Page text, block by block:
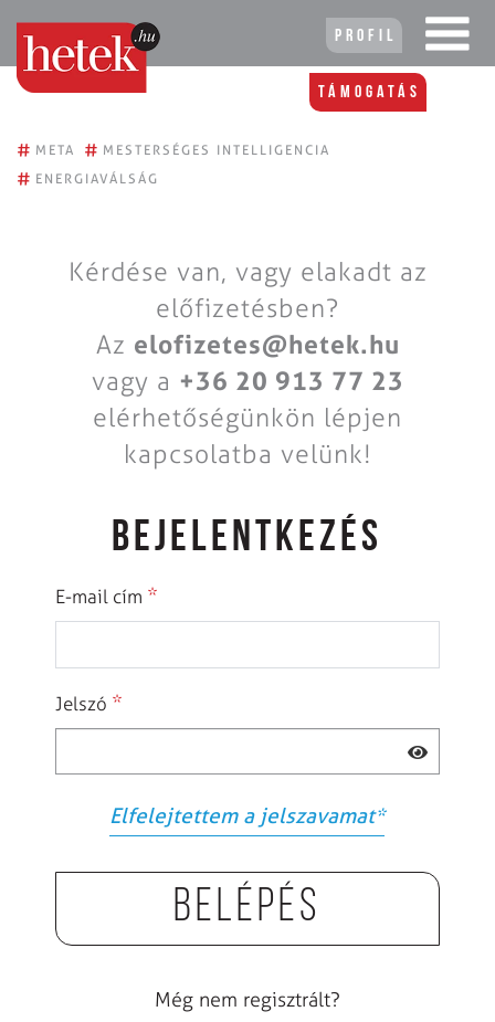
Profil
Támogatás
# META # MESTERSÉGES INTELLIGENCIA
# ENERGIAVÁLSÁG
Kérdése van, vagy elakadt az
előfizetésben?
Az elofizetes@hetek.hu
vagy a +36 20 913 77 23
elérhetőségünkön lépjen
kapcsolatba velünk!
BEJELENTKEZÉS
E-mail cím *
Jelszó *
Elfelejtettem a jelszavamat*
Belépés
Még nem regisztrált?